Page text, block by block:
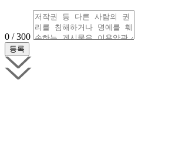
0 / 300